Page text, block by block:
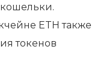
ETH также
токенов